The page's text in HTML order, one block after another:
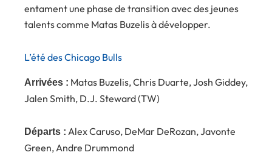
entament une phase de transition avec des jeunes
talents comme Matas Buzelis à développer.
L’été des Chicago Bulls
Arrivées : Matas Buzelis, Chris Duarte, Josh Giddey,
Jalen Smith, D.J. Steward (TW)
Départs : Alex Caruso, DeMar DeRozan, Javonte
Green, Andre Drummond